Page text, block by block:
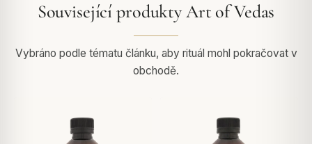
Související produkty Art of Vedas
Vybráno podle tématu článku, aby rituál mohl pokračovat v
obchodě.